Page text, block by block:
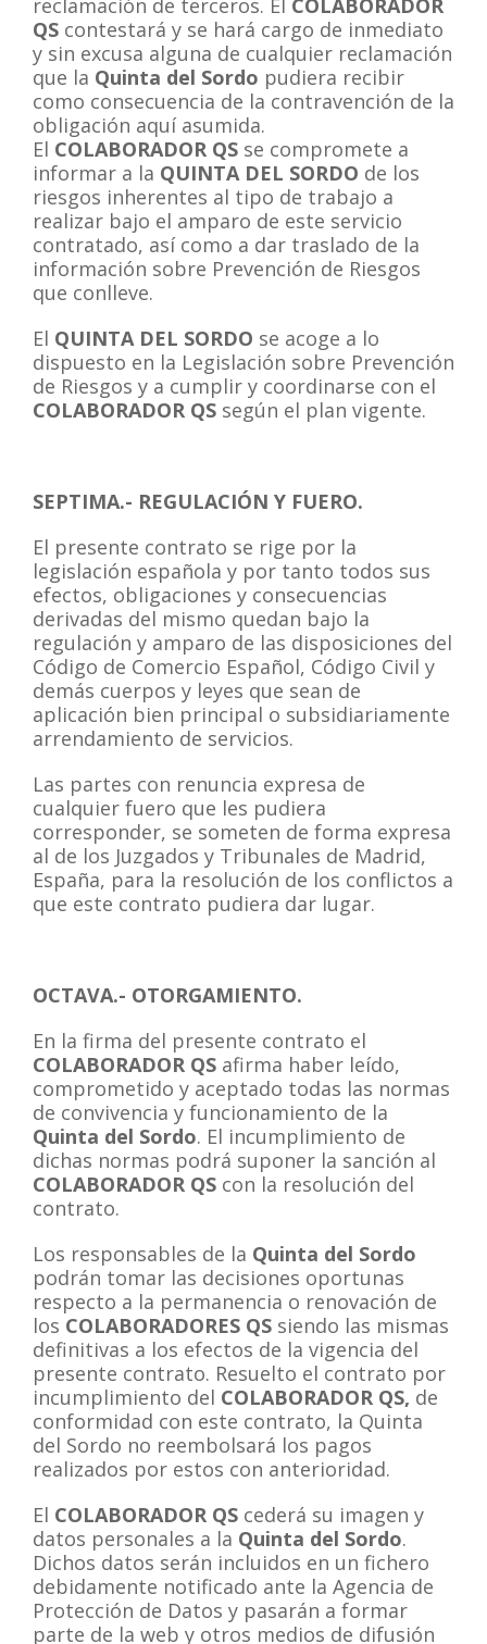
reclamación de terceros. El COLABORADOR
QS contestará y se hará cargo de inmediato
y sin excusa alguna de cualquier reclamación
que la Quinta del Sordo pudiera recibir
como consecuencia de la contravención de la
obligación aquí asumida.
El COLABORADOR QS se compromete a
informar a la QUINTA DEL SORDO de los
riesgos inherentes al tipo de trabajo a
realizar bajo el amparo de este servicio
contratado, así como a dar traslado de la
información sobre Prevención de Riesgos
que conlleve.
El QUINTA DEL SORDO se acoge a lo
dispuesto en la Legislación sobre Prevención
de Riesgos y a cumplir y coordinarse con el
COLABORADOR QS según el plan vigente.
SEPTIMA.- REGULACIÓN Y FUERO.
El presente contrato se rige por la
legislación española y por tanto todos sus
efectos, obligaciones y consecuencias
derivadas del mismo quedan bajo la
regulación y amparo de las disposiciones del
Código de Comercio Español, Código Civil y
demás cuerpos y leyes que sean de
aplicación bien principal o subsidiariamente
arrendamiento de servicios.
Las partes con renuncia expresa de
cualquier fuero que les pudiera
corresponder, se someten de forma expresa
al de los Juzgados y Tribunales de Madrid,
España, para la resolución de los conflictos a
que este contrato pudiera dar lugar.
OCTAVA.- OTORGAMIENTO.
En la firma del presente contrato el
COLABORADOR QS afirma haber leído,
comprometido y aceptado todas las normas
de convivencia y funcionamiento de la
Quinta del Sordo. El incumplimiento de
dichas normas podrá suponer la sanción al
COLABORADOR QS con la resolución del
contrato.
Los responsables de la Quinta del Sordo
podrán tomar las decisiones oportunas
respecto a la permanencia o renovación de
los COLABORADORES QS siendo las mismas
definitivas a los efectos de la vigencia del
presente contrato. Resuelto el contrato por
incumplimiento del COLABORADOR QS, de
conformidad con este contrato, la Quinta
del Sordo no reembolsará los pagos
realizados por estos con anterioridad.
El COLABORADOR QS cederá su imagen y
datos personales a la Quinta del Sordo.
Dichos datos serán incluidos en un fichero
debidamente notificado ante la Agencia de
Protección de Datos y pasarán a formar
parte de la web y otros medios de difusión